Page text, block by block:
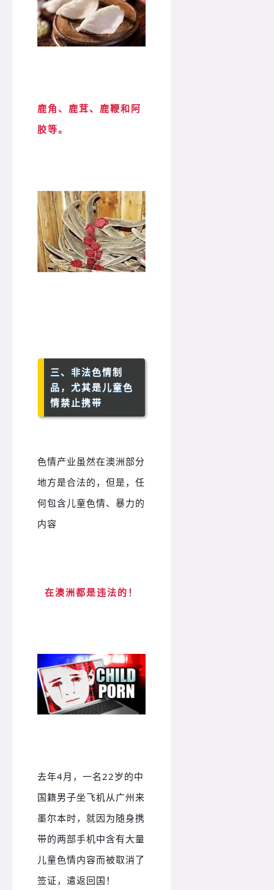
鹿角、鹿茸、鹿鞭和阿
胶等。
三、非法色情制
品，尤其是儿童色
情禁止携带
色情产业虽然在澳洲部分
地方是合法的，但是，任
何包含儿童色情、暴力的
内容
在澳洲都是违法的！
去年4月，一名22岁的中
国籍男子坐飞机从广州来
墨尔本时，就因为随身携
带的两部手机中含有大量
儿童色情内容而被取消了
签证，遣返回国！